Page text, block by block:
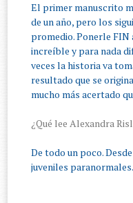
El primer manuscrito
de un año, pero los
promedio. Ponerle FIN
increíble y para nada
veces la historia va
resultado que se
mucho más acertado
¿Qué lee Alexandra
De todo un poco.
juveniles paranormales.